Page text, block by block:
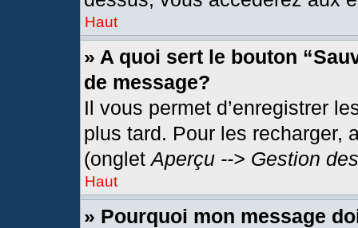
Haut
» A quoi sert le bouton
de message?
Il vous permet d’enregistrer
plus tard. Pour les recharger,
(ongletAperçu --> Gestion
Haut
» Pourquoi mon message